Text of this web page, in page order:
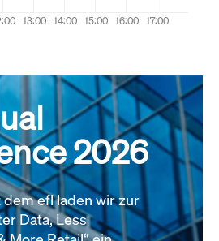
2026
efl laden wir zur
Data, Less